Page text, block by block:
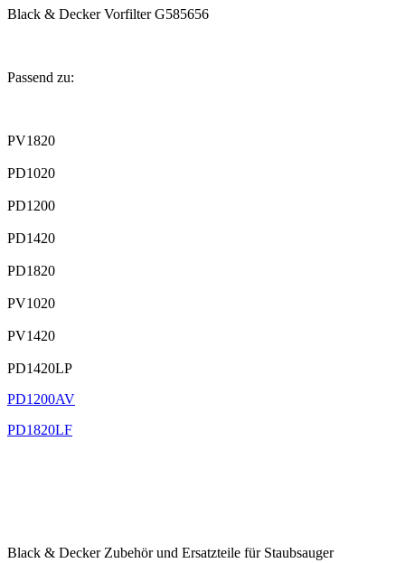
Black & Decker Vorfilter G585656
Passend zu:
PV1820
PD1020
PD1200
PD1420
PD1820
PV1020
PV1420
PD1420LP
PD1200AV
PD1820LF
Black & Decker Zubehör und Ersatzteile für Staubsauger